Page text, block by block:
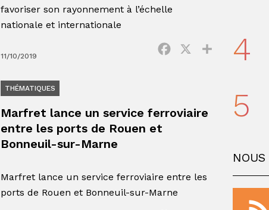
favoriser son rayonnement à l’échelle
nationale et internationale
11/10/2019
Facebook Partager
THÉMATIQUES
Marfret lance un service ferroviaire
entre les ports de Rouen et
Bonneuil-sur-Marne
Marfret lance un service ferroviaire entre les
ports de Rouen et Bonneuil-sur-Marne
4
5
NOUS